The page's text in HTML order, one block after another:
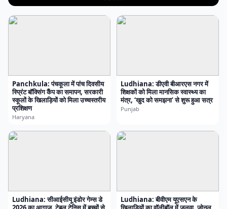
Panchkula: पंचकूला में पांच दिवसीय
स्प्रिंट बॉक्सिंग कैंप का समापन, सरकारी
स्कूलों के खिलाड़ियों को मिला उच्चस्तरीय
प्रशिक्षण
Haryana
Ludhiana: डीएवी बीआरएस नगर में
शिक्षकों को मिला मानसिक स्वास्थ्य का
मंत्र, ‘खुद को समझना’ से शुरू हुआ सत्र
Punjab
Ludhiana: सीआईसीयू इंडोर गेम्स डे
Ludhiana: बीवीएम यूएसएन के